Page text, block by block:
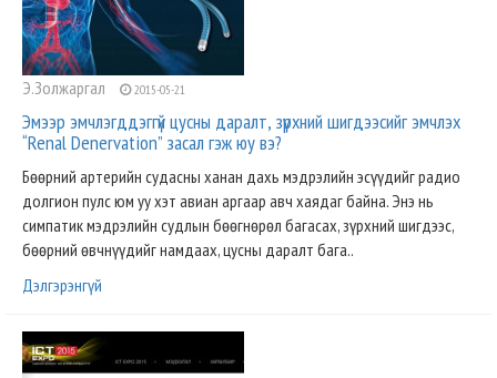
Э.Золжаргал 2015-05-21
Эмээр эмчлэгддэггүй цусны даралт, зүрхний шигдээсийг эмчлэх
“Renal Denervation” засал гэж юу вэ?
Бөөрний артерийн судасны ханан дахь мэдрэлийн эсүүдийг радио
долгион пулс юм уу хэт авиан аргаар авч хаядаг байна. Энэ нь
симпатик мэдрэлийн судлын бөөгнөрөл багасах, зүрхний шигдээс,
бөөрний өвчнүүдийг намдаах, цусны даралт бага..
Дэлгэрэнгүй